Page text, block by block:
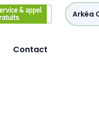
Arkéa
Contact